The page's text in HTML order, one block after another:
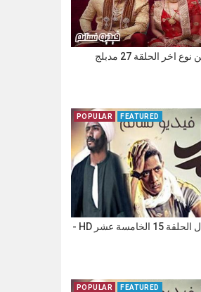
مسلسل زواج من نوع اخر الحلقة 27 مدبلج
POPULAR FEATURED
مسلسل ابن حلال الحلقة 15 الخامسة عشر HD -
POPULAR FEATURED